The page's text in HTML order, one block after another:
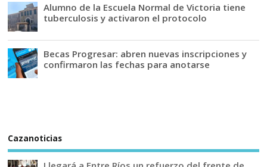
Alumno de la Escuela Normal de Victoria tiene
tuberculosis y activaron el protocolo
Becas Progresar: abren nuevas inscripciones y
confirmaron las fechas para anotarse
Cazanoticias